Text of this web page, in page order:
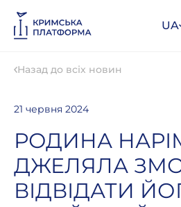
UA
Назад до всіх новин
21 червня 2024
РОДИНА
ДЖЕЛЯЛА
ВІДВІДАТИ